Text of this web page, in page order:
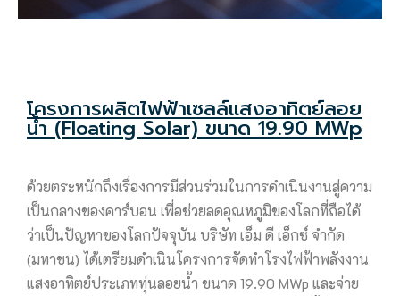
โครงการผลิตไฟฟ้าเซลล์แสงอาทิตย์ลอย
น้ำ (Floating Solar) ขนาด 19.90 MWp
ด้วยตระหนักถึงเรื่องการมีส่วนร่วมในการดำเนินงานสู่ความ
เป็นกลางของคาร์บอน เพื่อช่วยลดอุณหภูมิของโลกที่ถือได้
ว่าเป็นปัญหาของโลกปัจจุบัน บริษัท เอ็ม ดี เอ็กซ์ จำกัด
(มหาชน) ได้เตรียมดำเนินโครงการจัดทำโรงไฟฟ้าพลังงาน
แสงอาทิตย์ประเภททุ่นลอยน้ำ ขนาด 19.90 MWp และจ่าย